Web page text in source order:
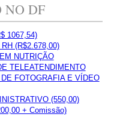
NO DF
1067,54)
(R$2.678,00)
NUTRIÇÃO
TELEATENDIMENTO
FOTOGRAFIA E VÍDEO
(550,00)
+ Comissão)